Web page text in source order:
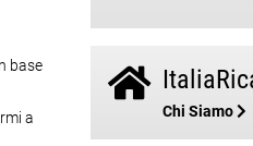
base
a
Chi Siamo